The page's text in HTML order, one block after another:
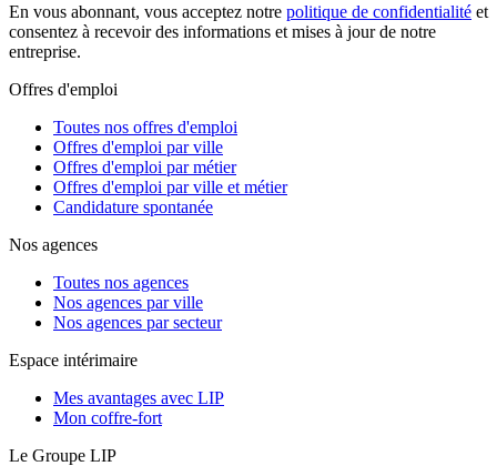
En vous abonnant, vous acceptez notre politique de confidentialité et
consentez à recevoir des informations et mises à jour de notre
entreprise.
Offres d'emploi
Toutes nos offres d'emploi
Offres d'emploi par ville
Offres d'emploi par métier
Offres d'emploi par ville et métier
Candidature spontanée
Nos agences
Toutes nos agences
Nos agences par ville
Nos agences par secteur
Espace intérimaire
Mes avantages avec LIP
Mon coffre-fort
Le Groupe LIP